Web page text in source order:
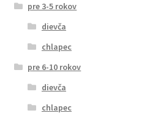
pre 3-5 rokov
dievča
chlapec
pre 6-10 rokov
dievča
chlapec